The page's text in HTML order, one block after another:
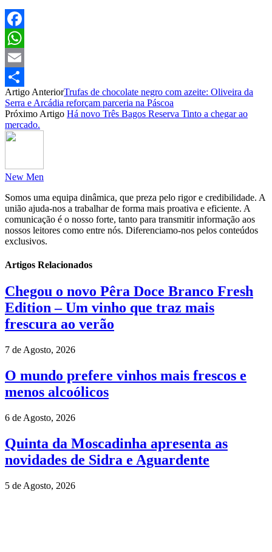
Facebook
WhatsApp
Email
Partilhar
Artigo AnteriorTrufas de chocolate negro com azeite: Oliveira da
Serra e Arcádia reforçam parceria na Páscoa
Próximo Artigo Há novo Três Bagos Reserva Tinto a chegar ao
mercado.
New Men
Somos uma equipa dinâmica, que preza pelo rigor e credibilidade. A
união ajuda-nos a trabalhar de forma mais proativa e eficiente. A
comunicação é o nosso forte, tanto para transmitir informação aos
nossos leitores como entre nós. Diferenciamo-nos pelos conteúdos
exclusivos.
Artigos Relacionados
Chegou o novo Pêra Doce Branco Fresh
Edition – Um vinho que traz mais
frescura ao verão
7 de Agosto, 2026
O mundo prefere vinhos mais frescos e
menos alcoólicos
6 de Agosto, 2026
Quinta da Moscadinha apresenta as
novidades de Sidra e Aguardente
5 de Agosto, 2026